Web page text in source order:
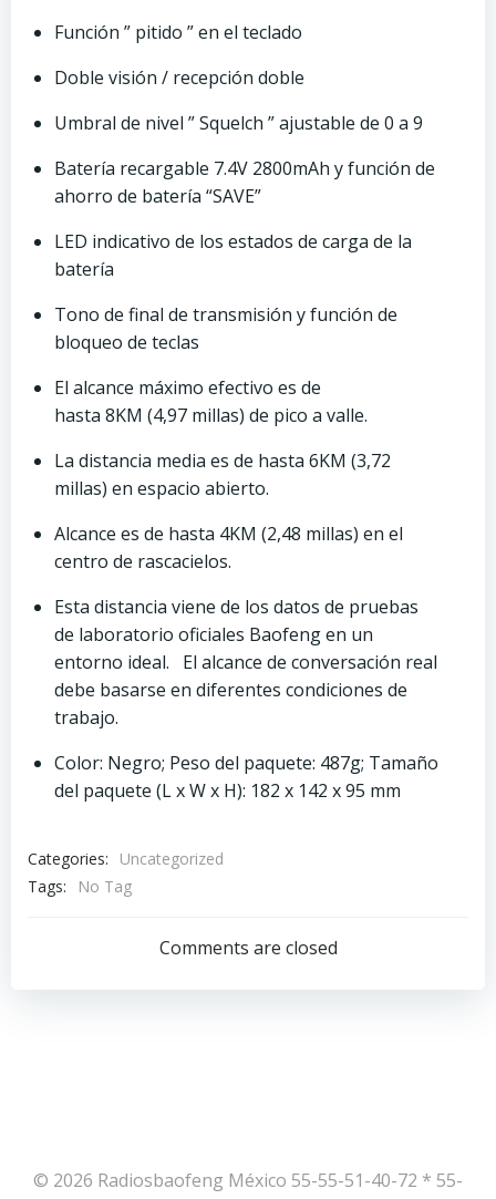
Función ” pitido ” en el teclado
Doble visión / recepción doble
Umbral de nivel ” Squelch ” ajustable de 0 a 9
Batería recargable 7.4V 2800mAh y función de
ahorro de batería “SAVE”
LED indicativo de los estados de carga de la
batería
Tono de final de transmisión y función de
bloqueo de teclas
El alcance máximo efectivo es de
hasta 8KM (4,97 millas) de pico a valle.
La distancia media es de hasta 6KM (3,72
millas) en espacio abierto.
Alcance es de hasta 4KM (2,48 millas) en el
centro de rascacielos.
Esta distancia viene de los datos de pruebas
de laboratorio oficiales Baofeng en un
entorno ideal. El alcance de conversación real
debe basarse en diferentes condiciones de
trabajo.
Color: Negro; Peso del paquete: 487g; Tamaño
del paquete (L x W x H): 182 x 142 x 95 mm
Categories:
Uncategorized
Tags:
No Tag
Comments are closed
© 2026 Radiosbaofeng México 55-55-51-40-72 * 55-